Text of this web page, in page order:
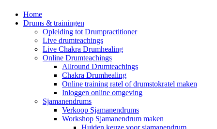
Home
Drums & trainingen
Opleiding tot Drumpractitioner
Live drumteachings
Live Chakra Drumhealing
Online Drumteachings
Allround Drumteachings
Chakra Drumhealing
Online training ratel of drumstokratel maken
Inloggen online omgeving
Sjamanendrums
Verkoop Sjamanendrums
Workshop Sjamanendrum maken
Huiden keuze voor sjamanendrum